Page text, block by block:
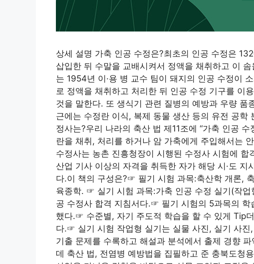
상세 설명 가축 인공 수정은?최초의 인공 수정은
삽입한 뒤 수말을 교배시켜서 정액을 채취하고 이
는 1954년 이·용 병 교수 팀이 돼지의 인공 수정이
로 정액을 채취하고 처리한 뒤 인공 수정 기구를 이
것을 말한다. 또 생식기 관련 질병의 예방과 우량 품
근에는 수정란 이식, 복제 동물 생산 등의 유전 공학
정사는?우리 나라의 축산 법 제11조에 “가축 인공
란을 채취, 처리를 하거나 암 가축에게 주입해서는
수정사는 농촌 진흥청장이 시행된 수정사 시험에 합
산업 기사 이상의 자격을 취득한 자가 해당 시·도
다.이 책의 구성은?☞ 필기 시험 과목:축산학 개론,
육종학. ☞ 실기 시험 과목:가축 인공 수정 실기(작
공 수정사 합격 지침서다.☞ 필기 시험의 5과목의
했다.☞ 수준별, 자기 주도적 학습을 할 수 있게 Tip
다.☞ 실기 시험 작업형 실기는 실물 사진, 실기 사
기출 문제를 수록하고 해설과 분석에서 출제 경향
데 축산 법, 전염병 예방법을 집필하고 준 충북도청